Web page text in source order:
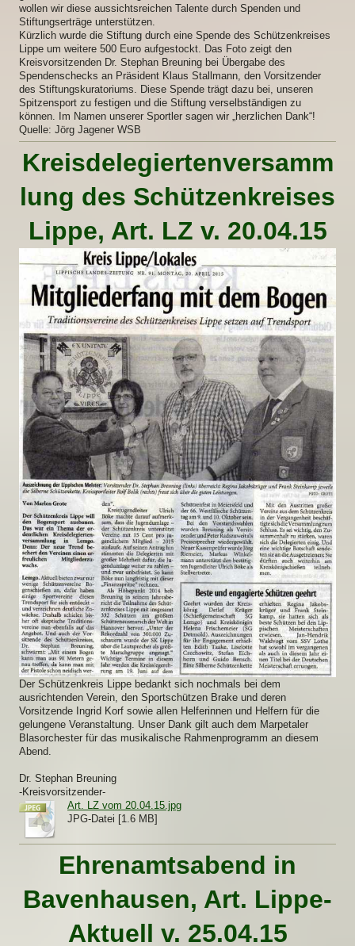
wollen wir diese aussichtsreichen Talente durch Spenden und
Stiftungserträge unterstützen.
Kürzlich wurde die Stiftung durch eine Spende des Schützenkreises
Lippe um weitere 500 Euro aufgestockt. Das Foto zeigt den
Kreisvorsitzenden Dr. Stephan Breuning bei Übergabe des
Spendenschecks an Präsident Klaus Stallmann, den Vorsitzender
des Stiftungskuratoriums. Diese Spende trägt dazu bei, unseren
Spitzensport zu festigen und die Stiftung verselbständigen zu
können. Im Namen unserer Sportler sagen wir „herzlichen Dank“!
Quelle: Jörg Jagener WSB
Kreisdelegiertenversamm
lung des Schützenkreises
Lippe, Art. LZ v. 20.04.15
Der Schützenkreis Lippe bedankt sich nochmals bei dem
ausrichtenden Verein, den Sportschützen Brake und deren
Vorsitzende Ingrid Korf sowie allen Helferinnen und Helfern für die
gelungene Veranstaltung. Unser Dank gilt auch dem Marpetaler
Blasorchester für das musikalische Rahmenprogramm an diesem
Abend.
Dr. Stephan Breuning
-Kreisvorsitzender-
Art. LZ vom 20.04.15.jpg
JPG-Datei [1.6 MB]
Ehrenamtsabend in
Bavenhausen, Art. Lippe-
Aktuell v. 25.04.15